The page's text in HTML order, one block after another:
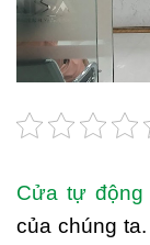
Cửa tự động
của chúng